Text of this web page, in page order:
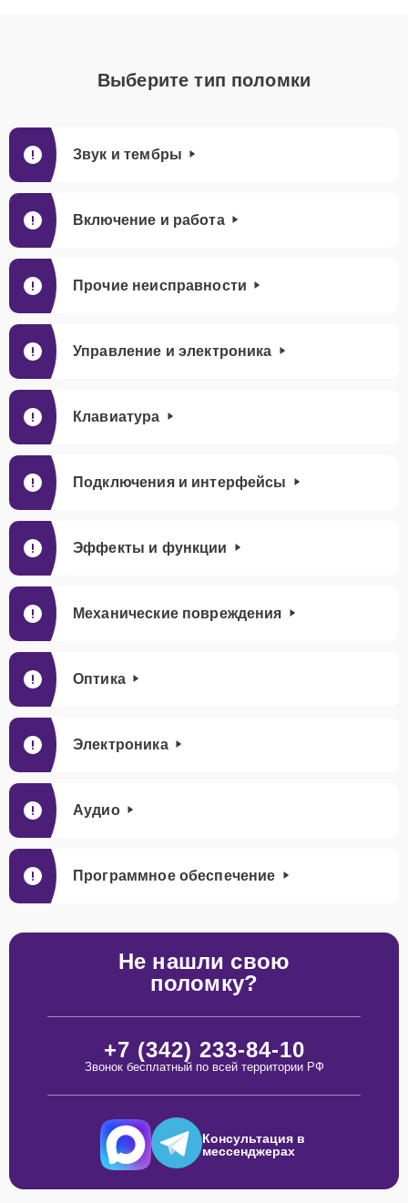
Выберите тип поломки
Звук и тембры
Включение и работа
Прочие неисправности
Управление и электроника
Клавиатура
Подключения и интерфейсы
Эффекты и функции
Механические повреждения
Оптика
Электроника
Аудио
Программное обеспечение
Не нашли свою
поломку?
+7 (342) 233-84-10
Звонок бесплатный по всей территории РФ
Консультация в
мессенджерах